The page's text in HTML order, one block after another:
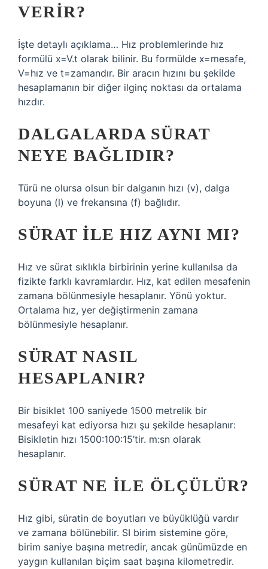
VERIR?
İşte detaylı açıklama… Hız problemlerinde hız
formülü x=V.t olarak bilinir. Bu formülde x=mesafe,
V=hız ve t=zamandır. Bir aracın hızını bu şekilde
hesaplamanın bir diğer ilginç noktası da ortalama
hızdır.
DALGALARDA SÜRAT
NEYE BAĞLIDIR?
Türü ne olursa olsun bir dalganın hızı (v), dalga
boyuna (l) ve frekansına (f) bağlıdır.
SÜRAT ILE HIZ AYNI MI?
Hız ve sürat sıklıkla birbirinin yerine kullanılsa da
fizikte farklı kavramlardır. Hız, kat edilen mesafenin
zamana bölünmesiyle hesaplanır. Yönü yoktur.
Ortalama hız, yer değiştirmenin zamana
bölünmesiyle hesaplanır.
SÜRAT NASIL
HESAPLANIR?
Bir bisiklet 100 saniyede 1500 metrelik bir
mesafeyi kat ediyorsa hızı şu şekilde hesaplanır:
Bisikletin hızı 1500:100:15’tir. m:sn olarak
hesaplanır.
SÜRAT NE ILE ÖLÇÜLÜR?
Hız gibi, süratin de boyutları ve büyüklüğü vardır
ve zamana bölünebilir. SI birim sistemine göre,
birim saniye başına metredir, ancak günümüzde en
yaygın kullanılan biçim saat başına kilometredir.